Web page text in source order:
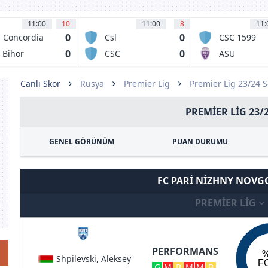
11:00 10
Concordia
0
Bihor
0
11:00 8
Csl
Stefanestii de
0
CSC
0
CSC 1599
Selimbar
ASU
Timisoara
Canlı Skor Rusya Premier Lig Premier Lig 23/24
PREMIER LIG 23/
GENEL GÖRÜNÜM PUAN DURUMU
FC PARI NIZHNY
PREMIER LIG
Shpilevski, Aleksey
PERFORMANS